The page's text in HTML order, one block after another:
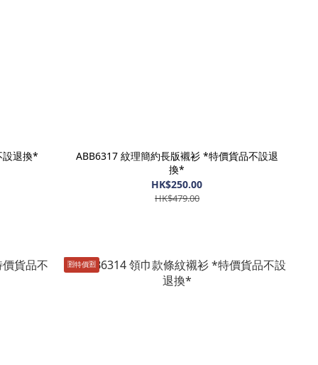
設退換*
ABB6317 紋理簡約長版襯衫 *特價貨品不設退
換*
HK$250.00
HK$479.00
🈹️特價🈹️